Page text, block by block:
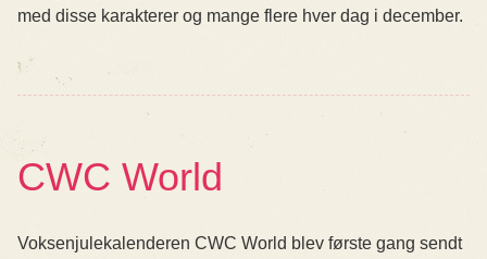
med disse karakterer og mange flere hver dag i december.
CWC World
Voksenjulekalenderen CWC World blev første gang sendt